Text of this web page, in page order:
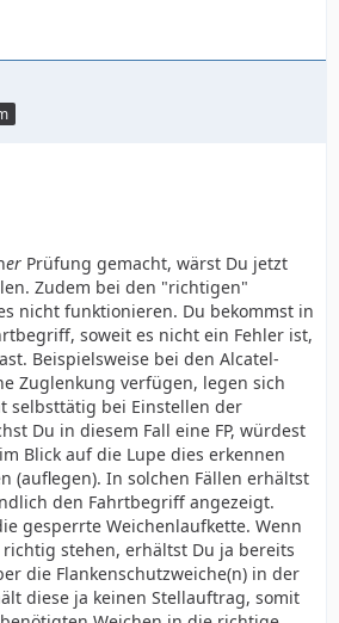
er Prüfung gemacht, wärst Du jetzt
Zudem bei den "richtigen"
nicht funktionieren. Du bekommst in
soweit es nicht ein Fehler ist,
Beispielsweise bei den Alcatel-
Zuglenkung verfügen, legen sich
selbsttätig bei Einstellen der
Du in diesem Fall eine FP, würdest
Blick auf die Lupe dies erkennen
(auflegen). In solchen Fällen erhältst
den Fahrtbegriff angezeigt.
gesperrte Weichenlaufkette. Wenn
stehen, erhältst Du ja bereits
die Flankenschutzweiche(n) in der
diese ja keinen Stellauftrag, somit